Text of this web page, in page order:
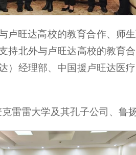
卢旺达高校的教育合作、师
持北外与卢旺达高校的教育
经理部、中国援卢旺达医
雷雷大学及其孔子公司、鲁